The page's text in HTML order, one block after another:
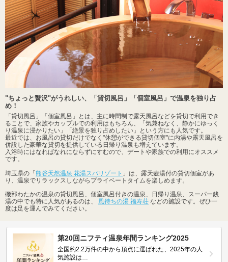
"ちょっと贅沢"がうれしい、「貸切風呂」「個室風呂」で温泉を独り占
め！
「貸切風呂」「個室風呂」とは、主に時間制で露天風呂などを貸切で利用でき
ることで、家族やカップルでの利用はもちろん、「気兼ねなく、静かにゆっく
り温泉に浸かりたい」「絶景を独り占めしたい」という方にも人気です。
最近では、お風呂の貸切だけでなく"休憩ができる貸切個室"に内湯や露天風呂を
併設した豪華な貸切を提供している日帰り温泉も増えています。
入浴時にはなればなれにならずにすむので、デートや家族での利用にオススメ
です。
埼玉県の「熊谷天然温泉 花湯スパリゾート 」は、露天壺湯付の貸切個室があ
り、温泉でリラックスしながらプライベートタイムを楽しめます。
磯部わたかの温泉の貸切風呂、個室風呂付きの温泉、日帰り温泉、スーパー銭
湯の中でも特に人気があるのは、 風待ちの湯 福寿荘 などの施設です。ぜひ一
度は足を運んでみてください。
第20回ニフティ温泉年間ランキング2025
全国約2.2万件の中から頂点に選ばれた、2025年の人
気施設は…